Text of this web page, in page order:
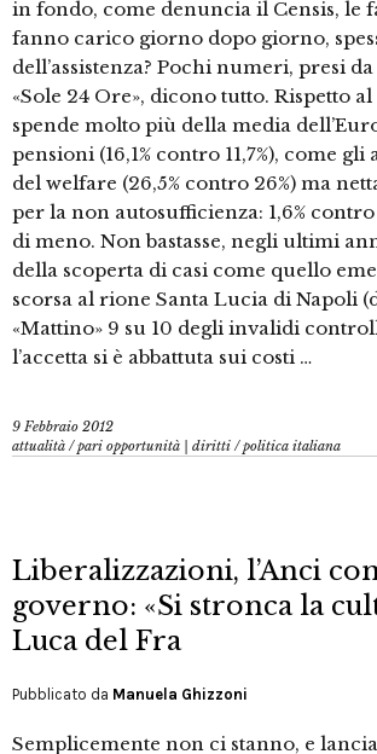
in fondo, come denuncia il Censis, le
fanno carico giorno dopo giorno,
dell’assistenza? Pochi numeri, presi
«Sole 24 Ore», dicono tutto. Rispetto al
spende molto più della media
pensioni (16,1% contro 11,7%), come
del welfare (26,5% contro 26%) ma
per la non autosufficienza: 1,6% contro
di meno. Non bastasse, negli ultimi
della scoperta di casi come quello
scorsa al rione Santa Lucia di Napoli
«Mattino» 9 su 10 degli invalidi
l’accetta si è abbattuta sui costi …
9 Febbraio 2012
attualità /pari opportunità | diritti /politica italiana
Liberalizzazioni, l’Anci
governo: «Si stronca la
Luca del Fra
Pubblicato da Manuela Ghizzoni
Semplicemente non ci stanno, e